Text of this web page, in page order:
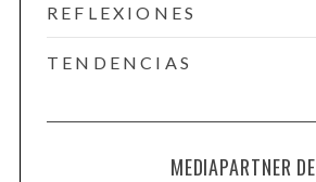
REFLEXIONES
TENDENCIAS
MEDIAPARTNER DE